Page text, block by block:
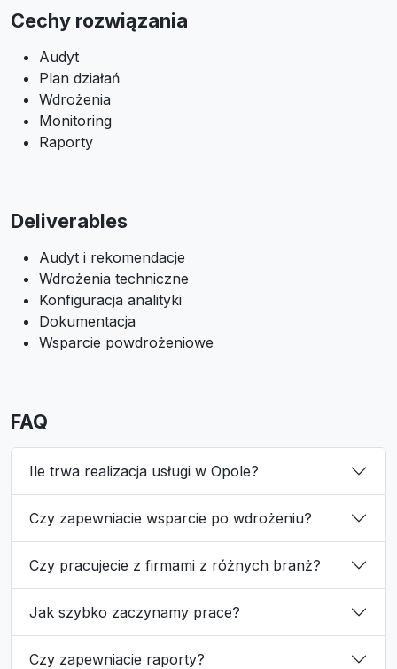
Cechy rozwiązania
Audyt
Plan działań
Wdrożenia
Monitoring
Raporty
Deliverables
Audyt i rekomendacje
Wdrożenia techniczne
Konfiguracja analityki
Dokumentacja
Wsparcie powdrożeniowe
FAQ
Ile trwa realizacja usługi w Opole?
Czy zapewniacie wsparcie po wdrożeniu?
Czy pracujecie z firmami z różnych branż?
Jak szybko zaczynamy prace?
Czy zapewniacie raporty?